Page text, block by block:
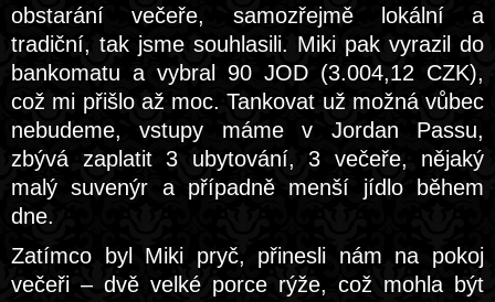
obstarání večeře, samozřejmě lokální a
tradiční, tak jsme souhlasili. Miki pak vyrazil do
bankomatu a vybral 90 JOD (3.004,12 CZK),
což mi přišlo až moc. Tankovat už možná vůbec
nebudeme, vstupy máme v Jordan Passu,
zbývá zaplatit 3 ubytování, 3 večeře, nějaký
malý suvenýr a případně menší jídlo během
dne.
Zatímco byl Miki pryč, přinesli nám na pokoj
večeři – dvě velké porce rýže, což mohla být